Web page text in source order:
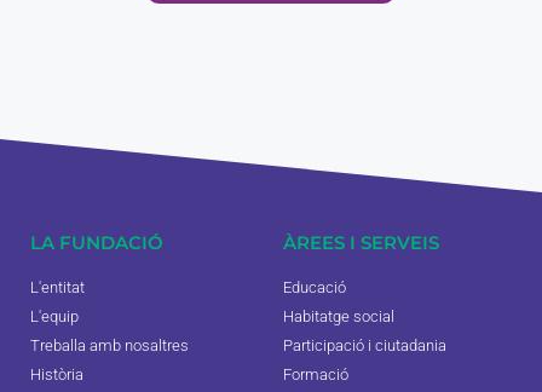
LA FUNDACIÓ
L'entitat
L'equip
Treballa amb nosaltres
Història
ÀREES I SERVEIS
Educació
Habitatge social
Participació i ciutadania
Formació